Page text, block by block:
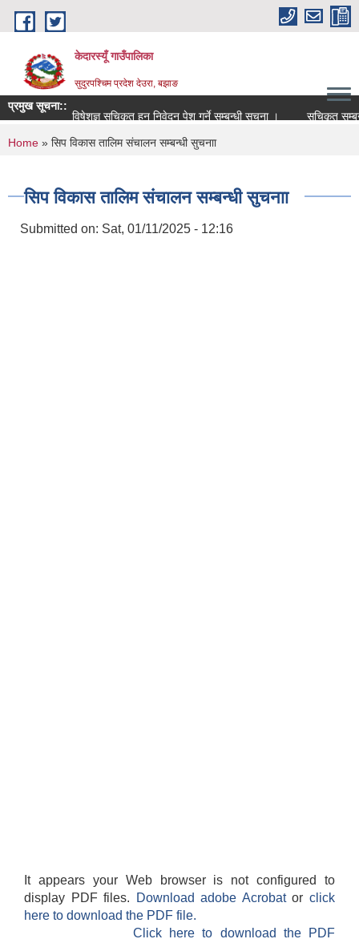
Skip to main content
केदारस्यूँ गाउँपालिका
सुदुरपश्चिम प्रदेश देउरा, बझाङ
प्रमुख सूचना::
विषेशज्ञ सूचिकृत हुन निवेदन पेश गर्ने सम्बन्धी सूचना ।
सूचिकृत सम्बन्धी
You are here
Home » सिप विकास तालिम संचालन सम्बन्धी सुचनाा
सिप विकास तालिम संचालन सम्बन्धी सुचनाा
Submitted on: Sat, 01/11/2025 - 12:16
It appears your Web browser is not configured to
display PDF files.
Download adobe Acrobatorclick
here to download the PDF file.
Click here to download the PDF